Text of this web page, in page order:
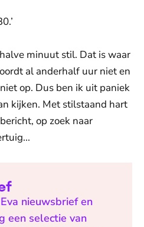
minuut stil. Dat is waar
al anderhalf uur niet en
op. Dus ben ik uit paniek
kijken. Met stilstaand hart
op zoek naar
nieuwsbrief en
een selectie van